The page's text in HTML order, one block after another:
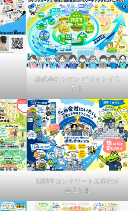
株式会社シケン ビジョンイラ
スト
四国生コンクリート工業株式
会社さま